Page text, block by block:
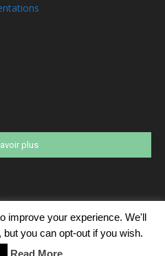
plus
improve your experience. We'll
you can opt-out if you wish.
Read More